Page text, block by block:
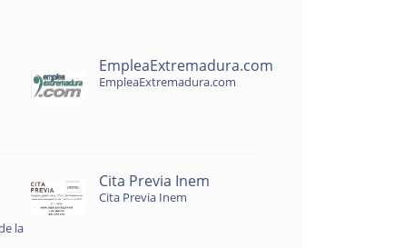
EmpleaExtremadura.com
EmpleaExtremadura.com
la
Cita Previa Inem
Cita Previa Inem